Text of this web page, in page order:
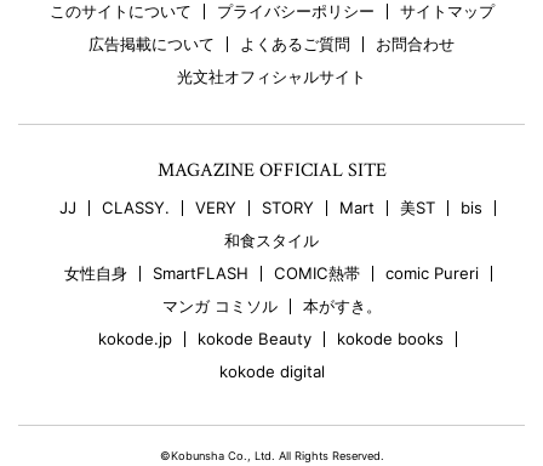
このサイトについて
プライバシーポリシー
サイトマップ
広告掲載について
よくあるご質問
お問合わせ
光文社オフィシャルサイト
MAGAZINE OFFICIAL SITE
JJ CLASSY. VERY STORY Mart 美ST
bis
和食スタイル
女性自身
SmartFLASH COMIC熱帯
comic Pureri
マンガ コミソル
本がすき。
kokode.jp
kokode Beauty
kokode books
kokode digital
©Kobunsha Co., Ltd. All Rights Reserved.